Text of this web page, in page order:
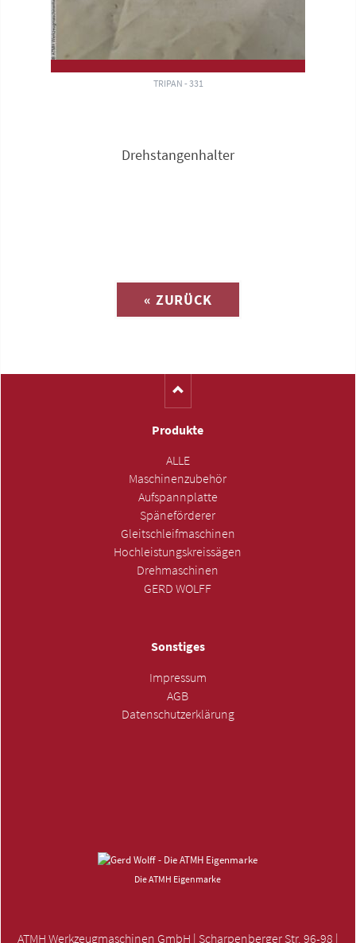
TRIPAN - 331
Drehstangenhalter
« ZURÜCK
Produkte
ALLE
Maschinenzubehör
Aufspannplatte
Späneförderer
Gleitschleifmaschinen
Hochleistungskreissägen
Drehmaschinen
GERD WOLFF
Sonstiges
Impressum
AGB
Datenschutzerklärung
Die ATMH Eigenmarke
ATMH Werkzeugmaschinen GmbH | Scharpenberger Str. 96-98 |